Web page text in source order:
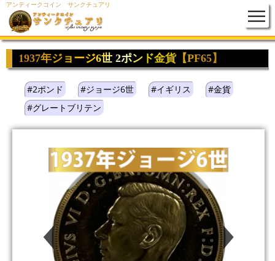
アンティークコイン サンクチュアリ
1937年ジョージ6世 2ポンド金貨【PF65】
#2ポンド #ジョージ6世 #イギリス
#金貨
#グレートブリテン